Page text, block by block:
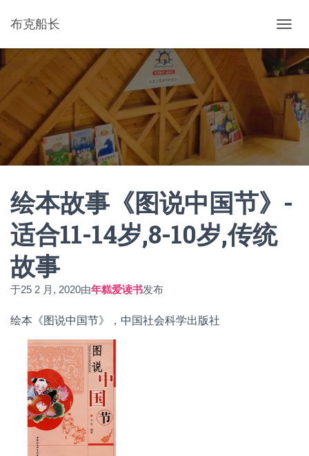
布克船长
换
航
绘本故事《图说中国节》-
适合11-14岁,8-10岁,传统
故事
于25 2 月, 2020由年糕爱读书发布
绘本《图说中国节》，中国社会科学出版社